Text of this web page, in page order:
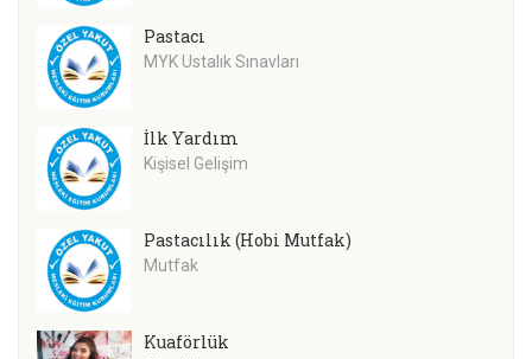
Pastacı
MYK Ustalık Sınavları
İlk Yardım
Kişisel Gelişim
Pastacılık (Hobi Mutfak)
Mutfak
Kuaförlük